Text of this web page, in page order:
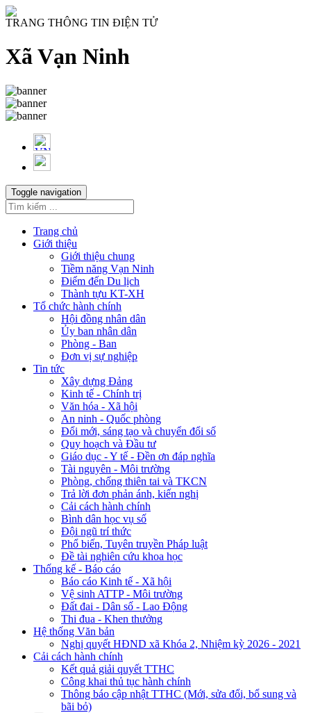
TRANG THÔNG TIN ĐIỆN TỬ
Xã Vạn Ninh
Toggle navigation
Trang chủ
Giới thiệu
Giới thiệu chung
Tiềm năng Vạn Ninh
Điểm đến Du lịch
Thành tựu KT-XH
Tổ chức hành chính
Hội đồng nhân dân
Ủy ban nhân dân
Phòng - Ban
Đơn vị sự nghiệp
Tin tức
Xây dựng Đảng
Kinh tế - Chính trị
Văn hóa - Xã hội
An ninh - Quốc phòng
Đổi mới, sáng tạo và chuyển đổi số
Quy hoạch và Đầu tư
Giáo dục - Y tế - Đền ơn đáp nghĩa
Tài nguyên - Môi trường
Phòng, chống thiên tai và TKCN
Trả lời đơn phản ánh, kiến nghị
Cải cách hành chính
Bình dân học vụ số
Đội ngũ trí thức
Phổ biến, Tuyên truyền Pháp luật
Đề tài nghiên cứu khoa học
Thống kế - Báo cáo
Báo cáo Kinh tế - Xã hội
Vệ sinh ATTP - Môi trường
Đất đai - Dân số - Lao Động
Thi đua - Khen thưởng
Hệ thống Văn bản
Nghị quyết HĐND xã Khóa 2, Nhiệm kỳ 2026 - 2021
Cải cách hành chính
Kết quả giải quyết TTHC
Công khai thủ tục hành chính
Thông báo cập nhật TTHC (Mới, sửa đổi, bổ sung và
bãi bỏ)